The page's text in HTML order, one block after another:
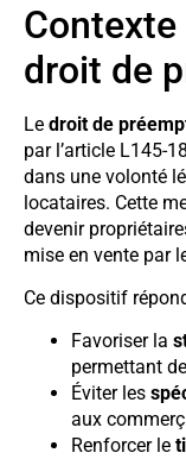
droit de
Le droit de
par l’article L145-
dans une volonté
locataires. Cette
devenir
mise en vente par
Ce dispositif
Favoriser la
permettant
Éviter les
aux
Renforcer le